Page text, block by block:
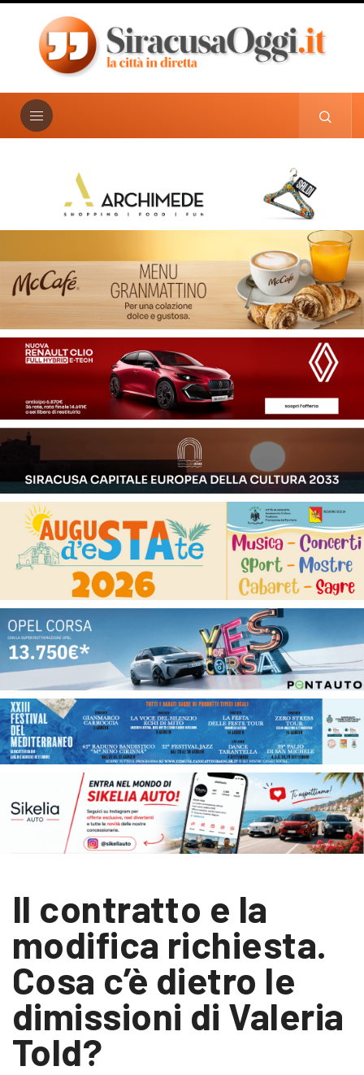
Il contratto e la
modifica richiesta.
Cosa c’è dietro le
dimissioni di Valeria
Told?